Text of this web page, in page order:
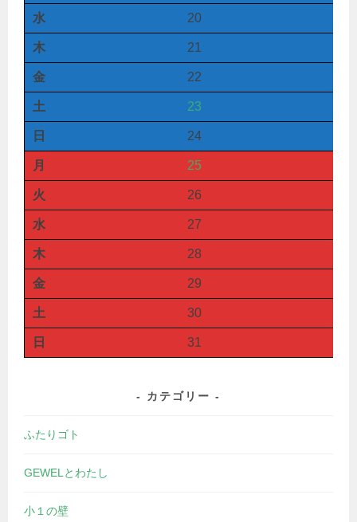
水 20
木 21
金 22
土 23
日 24
月 25
火 26
水 27
木 28
金 29
土 30
日 31
カテゴリー
ふたりゴト
GEWELとわたし
小１の壁